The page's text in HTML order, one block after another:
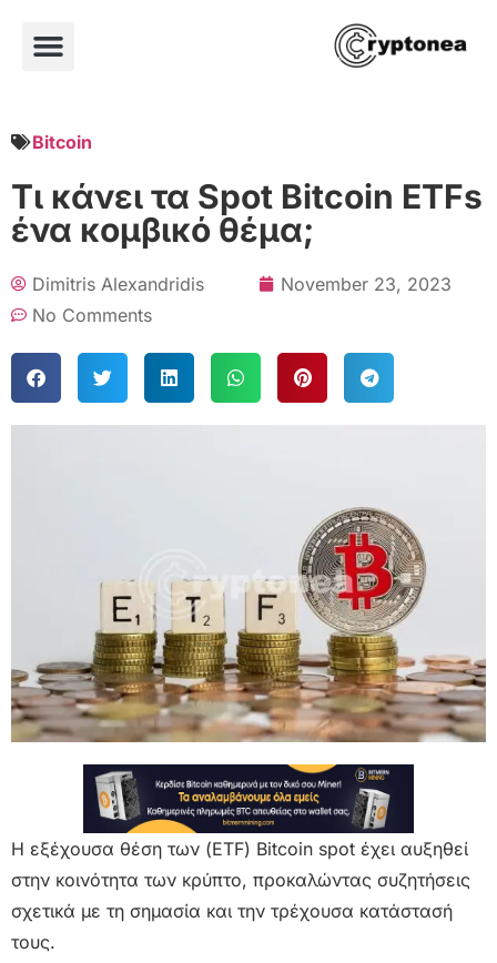
Bitcoin
Τι κάνει τα Spot Bitcoin ETFs
ένα κομβικό θέμα;
Dimitris Alexandridis
November 23, 2023
No Comments
Η εξέχουσα θέση των (ETF) Bitcoin spot έχει αυξηθεί
στην κοινότητα των κρύπτο, προκαλώντας συζητήσεις
σχετικά με τη σημασία και την τρέχουσα κατάστασή
τους.